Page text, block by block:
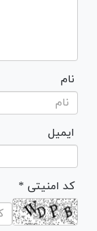
نام
ایمیل
* کد امنیتی